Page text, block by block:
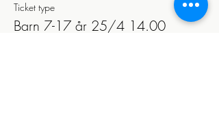
Ticket type
Barn 7-17 år 25/4 14.00